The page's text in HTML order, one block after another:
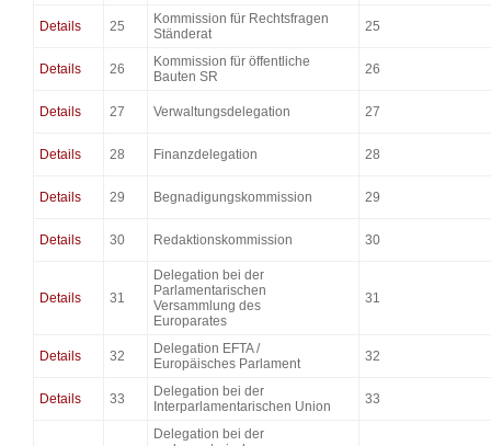
Details 25
Kommission für Rechtsfragen
Ständerat
25
Details 26
Kommission für öffentliche
Bauten SR
26
Details 27 Verwaltungsdelegation 27
Details 28 Finanzdelegation 28
Details 29 Begnadigungskommission 29
Details 30 Redaktionskommission 30
Details 31
Delegation bei der
Parlamentarischen
Versammlung des
Europarates
31
Details 32
Delegation EFTA /
Europäisches Parlament
32
Details 33
Delegation bei der
Interparlamentarischen Union
33
Delegation bei der